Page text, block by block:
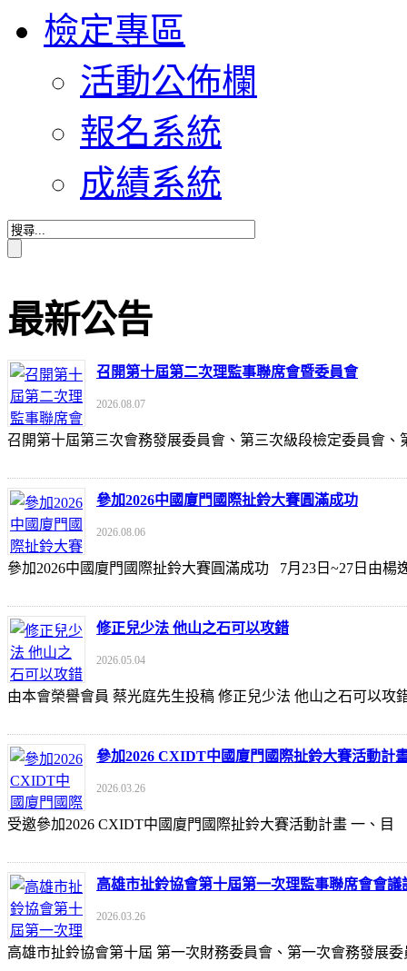
檢定專區
活動公佈欄
報名系統
成績系統
最新公告
召開第十屆第二次理監事聯席會暨委員會
2026.08.07
召開第十屆第三次會務發展委員會、第三次級段檢定委員
參加2026中國廈門國際扯鈴大賽圓滿成功
2026.08.06
參加2026中國廈門國際扯鈴大賽圓滿成功 7月23日~27日由
修正兒少法 他山之石可以攻錯
2026.05.04
由本會榮譽會員 蔡光庭先生投稿 修正兒少法 他山之石可以攻
參加2026 CXIDT中國廈門國際扯鈴大賽活動計
2026.03.26
受邀參加2026 CXIDT中國廈門國際扯鈴大賽活動計畫 一、
高雄市扯鈴協會第十屆第一次理監事聯席會會議
2026.03.26
高雄市扯鈴協會第十屆 第一次財務委員會、第一次會務發展